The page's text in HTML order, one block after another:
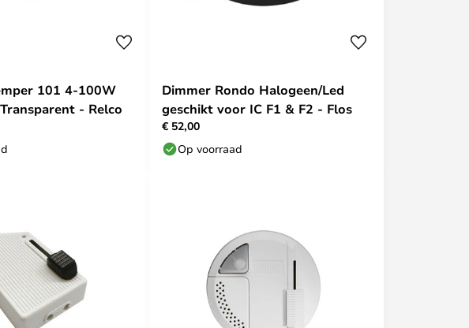
101 4-100W
- Relco
Dimmer Rondo Halogeen/Led
geschikt voor IC F1 & F2 - Flos
€ 52,00
Op voorraad